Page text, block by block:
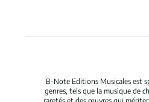
B-Note Editions Musicales est
genres, tels que la musique de